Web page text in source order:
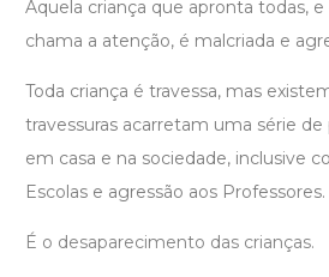
Aquela criança que apronta todas,
chama a atenção, é malcriada e
Toda criança é travessa, mas
travessuras acarretam uma série de
em casa e na sociedade, inclusive
Escolas e agressão aos Professores.
É o desaparecimento das crianças.